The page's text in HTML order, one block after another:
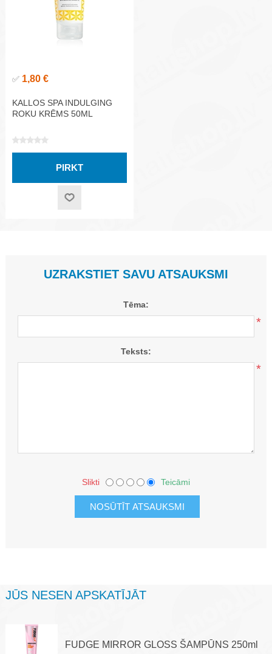
✅ 1,80 €
KALLOS SPA INDULGING
ROKU KRĒMS 50ML
UZRAKSTIET SAVU ATSAUKSMI
Tēma:
*
Teksts:
*
Slikti Teicāmi
JŪS NESEN APSKATĪJĀT
FUDGE MIRROR GLOSS ŠAMPŪNS 250ml